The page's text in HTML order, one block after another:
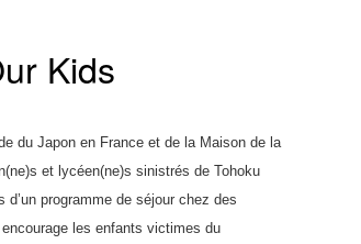
Kids
du Japon en France et de la Maison de la
et lycéen(ne)s sinistrés de Tohoku
programme de séjour chez des
les enfants victimes du